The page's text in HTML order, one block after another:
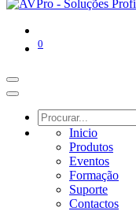
0
Inicio
Produtos
Eventos
Formação
Suporte
Contactos